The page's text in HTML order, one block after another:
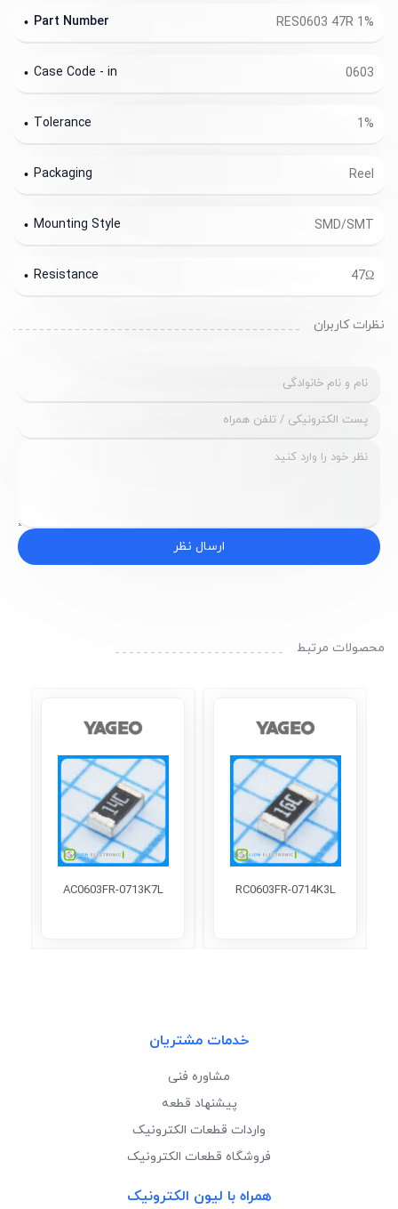
RES0603 47R 1%
Part Number
0603
Case Code - in
1%
Tolerance
Reel
Packaging
SMD/SMT
Mounting Style
47Ω
Resistance
نظرات کاربران
ارسال نظر
محصولات مرتبط
RC0603FR-0714K3L
AC0603FR-0713K7L
خدمات مشتریان
مشاوره فنی
پیشنهاد قطعه
واردات قطعات الکترونیک
فروشگاه قطعات الکترونیک
همراه با لیون الکترونیک